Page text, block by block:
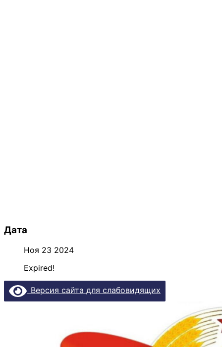
Дата
Ноя 23 2024
Expired!
Версия сайта для слабовидящих